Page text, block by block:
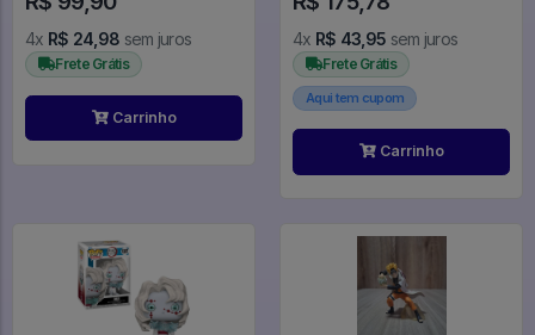
4x R$ 24,98 sem juros
Frete Grátis
Carrinho
4x R$ 43,95 sem juros
Frete Grátis
Aqui tem cupom
Carrinho